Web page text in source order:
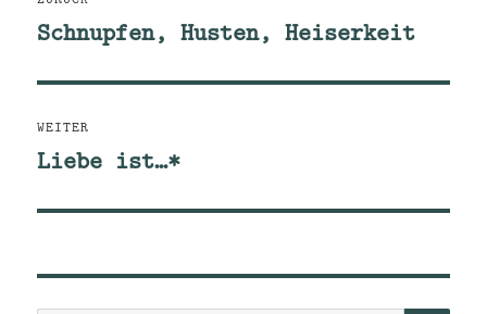
Vorheriger
Schnupfen, Husten, Heiserkeit
WEITER
Nächster
Liebe ist…*